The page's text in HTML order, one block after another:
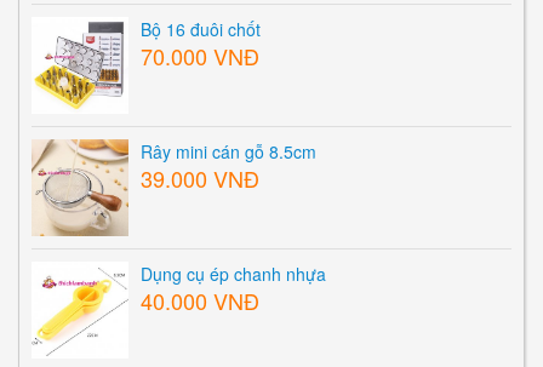
Bộ 16 đuôi chốt
70.000 VNĐ
Rây mini cán gỗ 8.5cm
39.000 VNĐ
Dụng cụ ép chanh nhựa
40.000 VNĐ